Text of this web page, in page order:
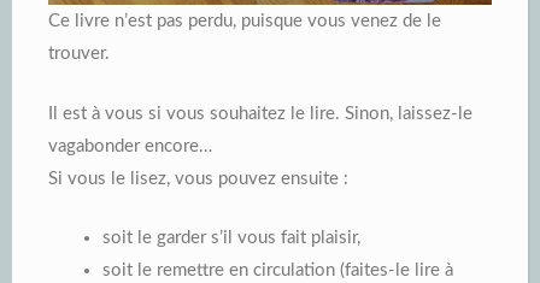
Ce livre n’est pas perdu, puisque vous venez de le
trouver.
Il est à vous si vous souhaitez le lire. Sinon, laissez-le
vagabonder encore…
Si vous le lisez, vous pouvez ensuite :
soit le garder s’il vous fait plaisir,
soit le remettre en circulation (faites-le lire à